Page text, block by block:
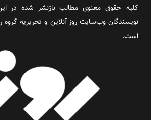
کلیه حقوق معنوی مطالب بازنشر شده در
نویسندگان وب‌سایت روز آنلاین و تحریریه گروه
است.